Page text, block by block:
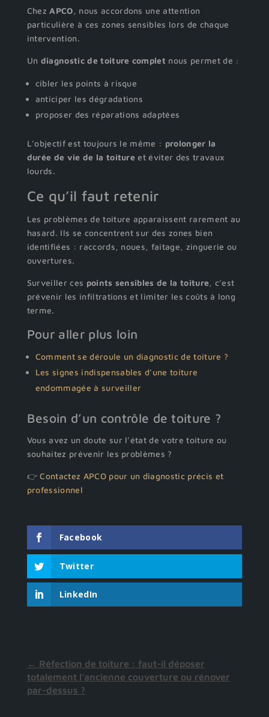
ChezAPCO, nous accordons une attention
particulière à ces zones sensibles lors de chaque
intervention.
Un diagnostic de toiture complet nous permet de :
cibler les points à risque
anticiper les dégradations
proposer des réparations adaptées
L’objectif est toujours le même : prolonger la
durée de vie de la toiture et éviter des travaux
lourds.
Ce qu’il faut retenir
Les problèmes de toiture apparaissent rarement au
hasard. Ils se concentrent sur des zones bien
identifiées : raccords, noues, faîtage, zinguerie ou
ouvertures.
Surveiller ces points sensibles de la toiture, c’est
prévenir les infiltrations et limiter les coûts à long
terme.
Pour aller plus loin
Comment se déroule un diagnostic de toiture ?
Les signes indispensables d’une toiture
endommagée à surveiller
Besoin d’un contrôle de toiture ?
Vous avez un doute sur l’état de votre toiture ou
souhaitez prévenir les problèmes ?
👉 Contactez APCO pour un diagnostic précis et
professionnel
Facebook
Twitter
LinkedIn
← Réfection de toiture : faut-il déposer
totalement l’ancienne couverture ou rénover
par-dessus ?